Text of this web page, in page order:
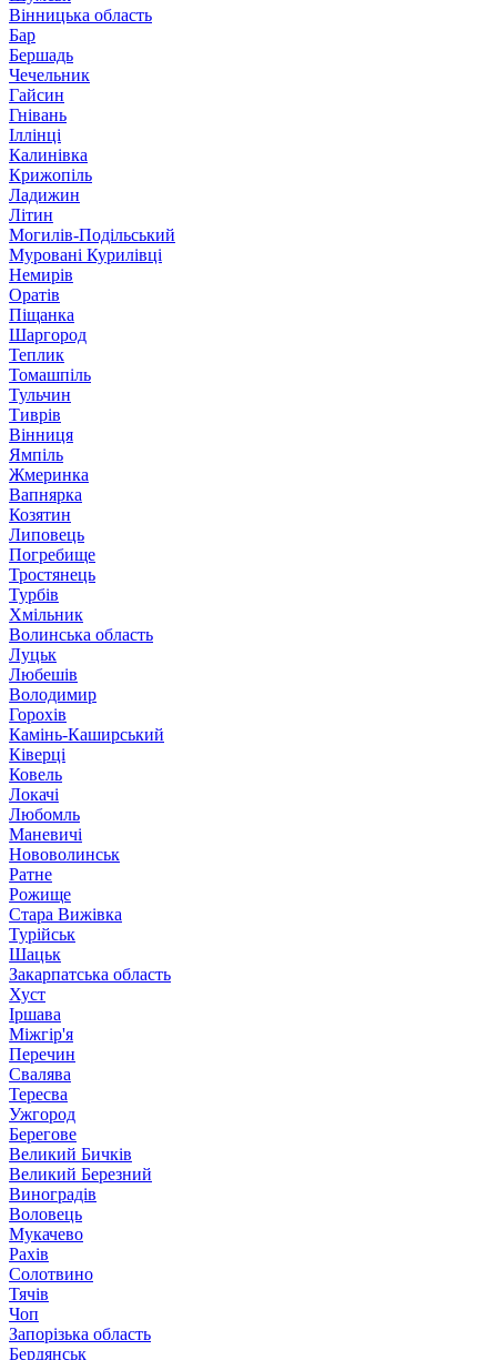
Вінницька область
Бар
Бершадь
Чечельник
Гайсин
Гнівань
Іллінці
Калинівка
Крижопіль
Ладижин
Літин
Могилів-Подільський
Муровані Курилівці
Немирів
Оратів
Піщанка
Шаргород
Теплик
Томашпіль
Тульчин
Тиврів
Вінниця
Ямпіль
Жмеринка
Вапнярка
Козятин
Липовець
Погребище
Тростянець
Турбів
Хмільник
Волинська область
Луцьк
Любешів
Володимир
Горохів
Камінь-Каширський
Ківерці
Ковель
Локачі
Любомль
Маневичі
Нововолинськ
Ратне
Рожище
Стара Вижівка
Турійськ
Шацьк
Закарпатська область
Хуст
Іршава
Міжгір'я
Перечин
Свалява
Тересва
Ужгород
Берегове
Великий Бичків
Великий Березний
Виноградів
Воловець
Мукачево
Рахів
Солотвино
Тячів
Чоп
Запорізька область
Бердянськ